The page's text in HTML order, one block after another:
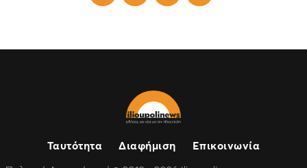
Ταυτότητα Διαφήμιση
Επικοινωνία